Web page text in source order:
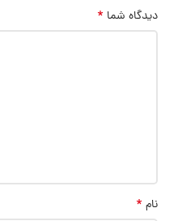
دیدگاه شما *
نام *